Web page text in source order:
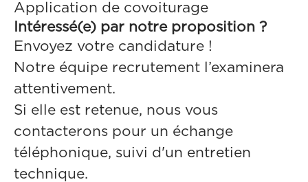
Application de covoiturage
Intéressé(e) par notre proposition ?
Envoyez votre candidature !
Notre équipe recrutement l’examinera
attentivement.
Si elle est retenue, nous vous
contacterons pour un échange
téléphonique, suivi d'un entretien
technique.